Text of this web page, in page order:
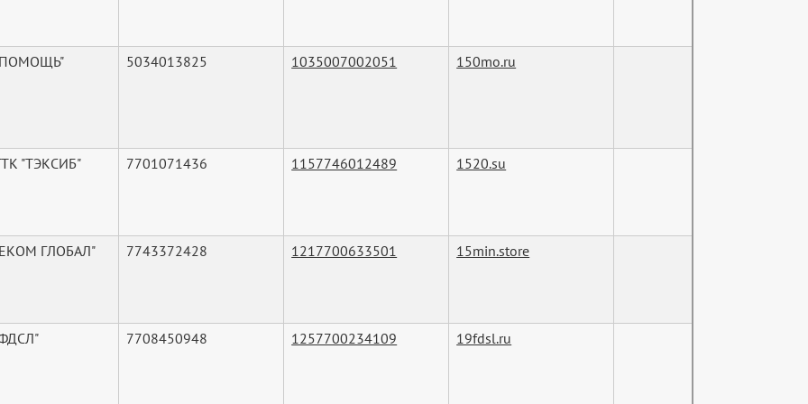
5034013825 1035007002051 150mo.ru
"ТЭКСИБ" 7701071436 1157746012489 1520.su
ГЛОБАЛ" 7743372428 1217700633501 15min.store
7708450948 1257700234109 19fdsl.ru